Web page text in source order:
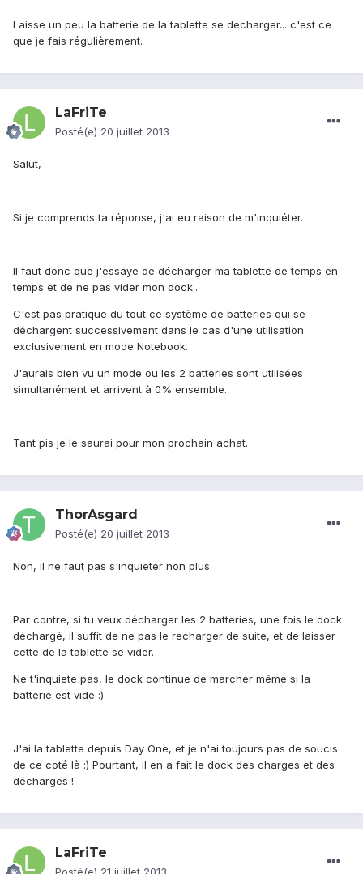
Laisse un peu la batterie de la tablette se decharger... c'est ce
que je fais régulièrement.
LaFriTe
Posté(e) 20 juillet 2013
Salut,
Si je comprends ta réponse, j'ai eu raison de m'inquiéter.
Il faut donc que j'essaye de décharger ma tablette de temps en
temps et de ne pas vider mon dock...
C'est pas pratique du tout ce système de batteries qui se
déchargent successivement dans le cas d'une utilisation
exclusivement en mode Notebook.
J'aurais bien vu un mode ou les 2 batteries sont utilisées
simultanément et arrivent à 0% ensemble.
Tant pis je le saurai pour mon prochain achat.
ThorAsgard
Posté(e) 20 juillet 2013
Non, il ne faut pas s'inquieter non plus.
Par contre, si tu veux décharger les 2 batteries, une fois le dock
déchargé, il suffit de ne pas le recharger de suite, et de laisser
cette de la tablette se vider.
Ne t'inquiete pas, le dock continue de marcher même si la
batterie est vide :)
J'ai la tablette depuis Day One, et je n'ai toujours pas de soucis
de ce coté là :) Pourtant, il en a fait le dock des charges et des
décharges !
LaFriTe